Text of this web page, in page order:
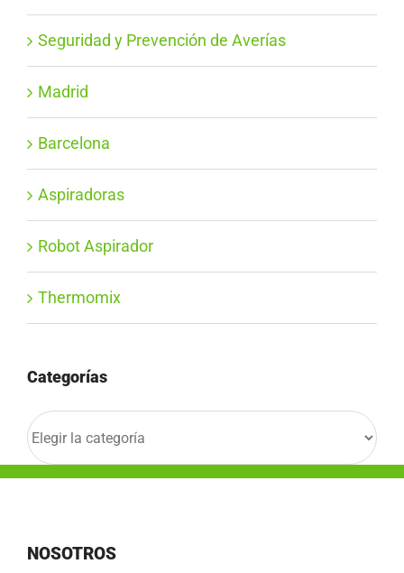
Seguridad y Prevención de Averías
Madrid
Barcelona
Aspiradoras
Robot Aspirador
Thermomix
Categorías
Categorías
NOSOTROS